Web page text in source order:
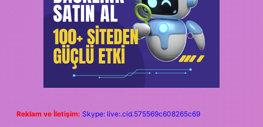
Reklam ve İletişim: Skype: live:.cid.575569c608265c69